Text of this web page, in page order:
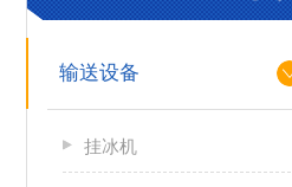
输送设备
挂冰机